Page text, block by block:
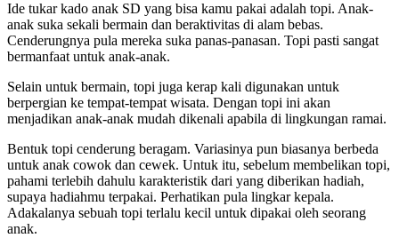
Ide tukar kado anak SD yang bisa kamu pakai adalah topi. Anak-
anak suka sekali bermain dan beraktivitas di alam bebas.
Cenderungnya pula mereka suka panas-panasan. Topi pasti sangat
bermanfaat untuk anak-anak.
Selain untuk bermain, topi juga kerap kali digunakan untuk
berpergian ke tempat-tempat wisata. Dengan topi ini akan
menjadikan anak-anak mudah dikenali apabila di lingkungan ramai.
Bentuk topi cenderung beragam. Variasinya pun biasanya berbeda
untuk anak cowok dan cewek. Untuk itu, sebelum membelikan topi,
pahami terlebih dahulu karakteristik dari yang diberikan hadiah,
supaya hadiahmu terpakai. Perhatikan pula lingkar kepala.
Adakalanya sebuah topi terlalu kecil untuk dipakai oleh seorang
anak.